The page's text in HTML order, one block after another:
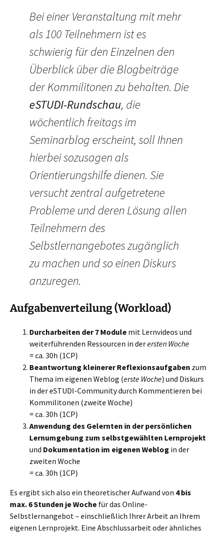
Bei einer Veranstaltung mit mehr
als 100 Teilnehmern ist es
schwierig für den Einzelnen den
Überblick über die Blogbeiträge
der Kommilitonen zu behalten. Die
eSTUDI-Rundschau, die
wöchentlich freitags im
Seminarblog erscheint, soll Ihnen
hierbei sozusagen als
Orientierungshilfe dienen. Sie
versucht zentral aufgetretene
Probleme und deren Lösung allen
Teilnehmern des
Selbstlernangebotes zugänglich
zu machen und so einen Diskurs
anzuregen.
Aufgabenverteilung (Workload)
Durcharbeiten der 7 Module mit Lernvideos und
weiterführenden Ressourcen in derersten Woche
= ca. 30h (1CP)
Beantwortung kleinerer Reflexionsaufgaben zum
Thema im eigenen Weblog (erste Woche) und Diskurs
in der eSTUDI-Community durch Kommentieren bei
Kommilitonen (zweite Woche)
= ca. 30h (1CP)
Anwendung des Gelernten in der persönlichen
Lernumgebung zum selbstgewählten Lernprojekt
und Dokumentation im eigenen Weblog in der
zweiten Woche
= ca. 30h (1CP)
Es ergibt sich also ein theoretischer Aufwand von 4 bis
max. 6 Stunden je Woche für das Online-
Selbstlernangebot – einschließlich Ihrer Arbeit an Ihrem
eigenen Lernprojekt. Eine Abschlussarbeit oder ähnliches